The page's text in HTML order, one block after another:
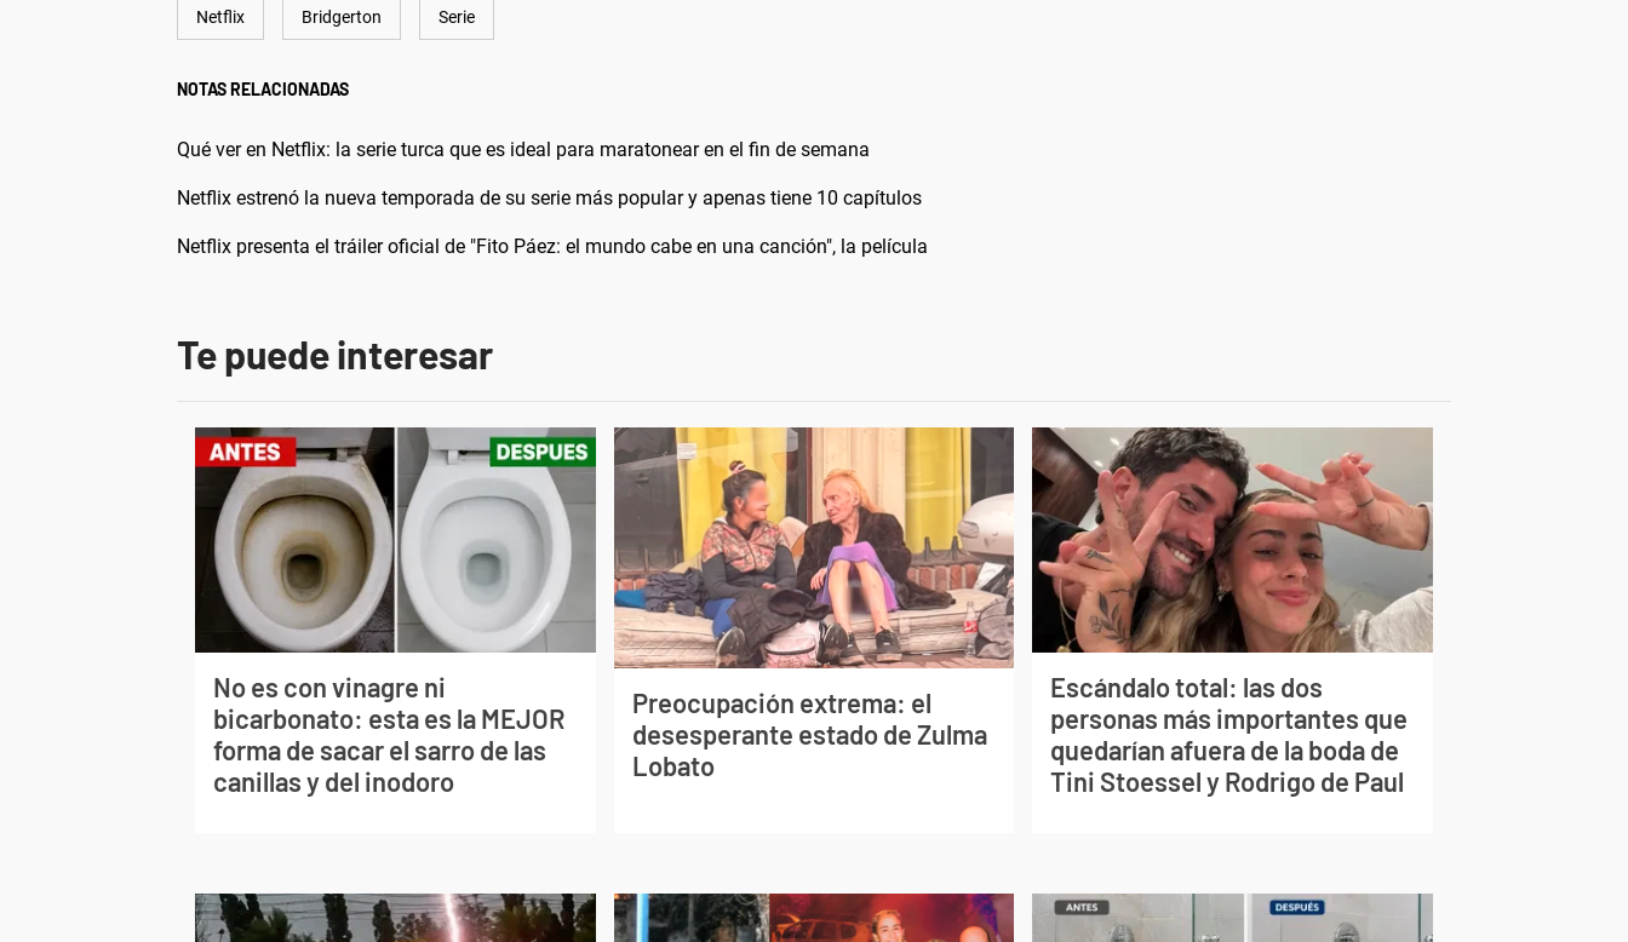
Netflix Bridgerton Serie
NOTAS RELACIONADAS
Qué ver en Netflix: la serie turca que es ideal para maratonear en el fin de semana
Netflix estrenó la nueva temporada de su serie más popular y apenas tiene 10 capítulos
Netflix presenta el tráiler oficial de "Fito Páez: el mundo cabe en una canción", la película
Te puede interesar
No es con vinagre ni
bicarbonato: esta es la MEJOR
forma de sacar el sarro de las
canillas y del inodoro
Preocupación extrema: el
desesperante estado de Zulma
Lobato
Escándalo total: las dos
personas más importantes que
quedarían afuera de la boda de
Tini Stoessel y Rodrigo de Paul